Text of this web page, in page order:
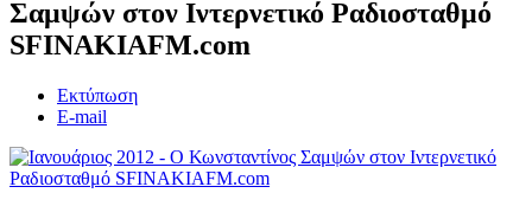
Σαμψών στον Ιντερνετικό Ραδιοσταθμό
SFINAKIAFM.com
Εκτύπωση
E-mail